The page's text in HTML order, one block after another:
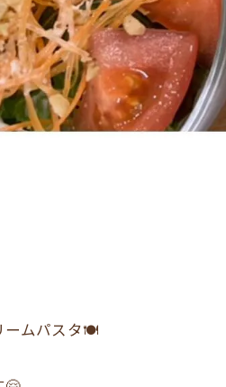
ームパスタ🍽